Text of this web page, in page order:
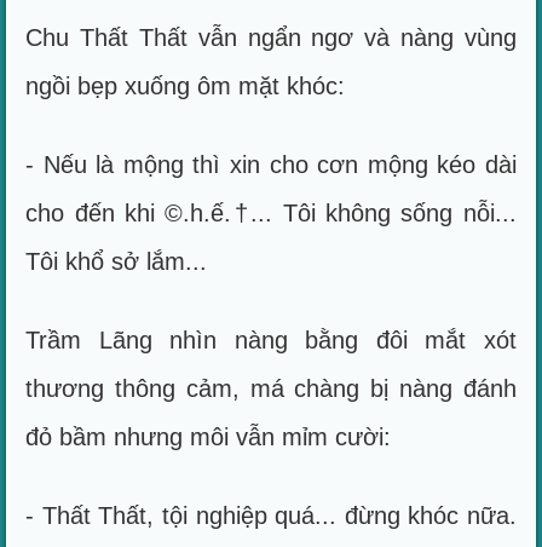
Chu Thất Thất vẫn ngẩn ngơ và nàng vùng
ngồi bẹp xuống ôm mặt khóc:
- Nếu là mộng thì xin cho cơn mộng kéo dài
cho đến khi ©.h.ế.†... Tôi không sống nỗi...
Tôi khổ sở lắm...
Trầm Lãng nhìn nàng bằng đôi mắt xót
thương thông cảm, má chàng bị nàng đánh
đỏ bầm nhưng môi vẫn mỉm cười:
- Thất Thất, tội nghiệp quá... đừng khóc nữa.